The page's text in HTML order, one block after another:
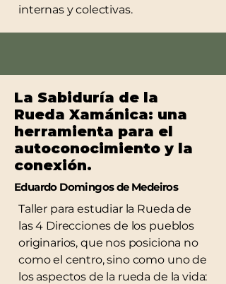
internas y colectivas.
La Sabiduría de la
Rueda Xamánica: una
herramienta para el
autoconocimiento y la
conexión.
Eduardo Domingos de Medeiros
Taller para estudiar la Rueda de
las 4 Direcciones de los pueblos
originarios, que nos posiciona no
como el centro, sino como uno de
los aspectos de la rueda de la vida: